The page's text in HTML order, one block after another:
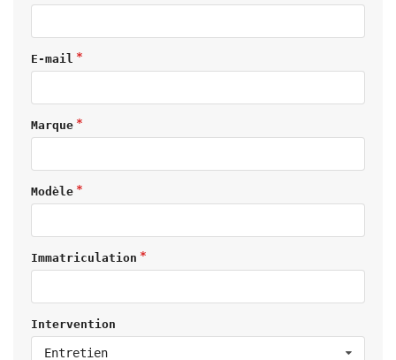
E-mail
Marque
Modèle
Immatriculation
Intervention
Entretien